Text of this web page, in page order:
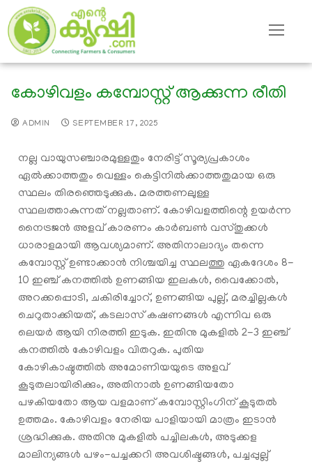
കോഴിവളം കമ്പോസ്റ്റ് ആക്കുന്ന രീതി
ADMIN SEPTEMBER 17, 2025
നല്ല വായുസഞ്ചാരമുള്ളതും നേരിട്ട് സൂര്യപ്രകാശം
ഏൽക്കാത്തതും വെള്ളം കെട്ടിനിൽക്കാത്തതുമായ ഒരു
സ്ഥലം തിരഞ്ഞെടുക്കുക. മരത്തണലുള്ള
സ്ഥലത്താകുന്നത് നല്ലതാണ്. കോഴിവളത്തിന്റെ ഉയർന്ന
നൈട്രജൻ അളവ് കാരണം കാർബൺ വസ്തുക്കൾ
ധാരാളമായി ആവശ്യമാണ്. അതിനാലാദ്യം തന്നെ
കമ്പോസ്റ്റ് ഉണ്ടാക്കാൻ നിശ്ചയിച്ച സ്ഥലത്തു ഏകദേശം 8-
10 ഇഞ്ച് കനത്തിൽ ഉണങ്ങിയ ഇലകൾ, വൈക്കോൽ,
അറക്കപ്പൊടി, ചകിരിച്ചോറ്, ഉണങ്ങിയ പുല്ല്, മരച്ചില്ലകൾ
ചെറുതാക്കിയത്, കടലാസ് കഷണങ്ങൾ എന്നിവ ഒരു
ലെയർ ആയി നിരത്തി ഇടുക. ഇതിനു മുകളിൽ 2-3 ഇഞ്ച്
കനത്തിൽ കോഴിവളം വിതറുക. പുതിയ
കോഴികാഷ്ഠത്തിൽ അമോണിയയുടെ അളവ്
കൂടുതലായിരിക്കും, അതിനാൽ ഉണങ്ങിയതോ
പഴകിയതോ ആയ വളമാണ് കമ്പോസ്റ്റിംഗിന് കൂടുതൽ
ഉത്തമം. കോഴിവളം നേരിയ പാളിയായി മാത്രം ഇടാൻ
ശ്രദ്ധിക്കുക. അതിനു മുകളിൽ പച്ചിലകൾ, അടുക്കള
മാലിന്യങ്ങൾ പഴം-പച്ചക്കറി അവശിഷ്ടങ്ങൾ, പച്ചപ്പുല്ല്